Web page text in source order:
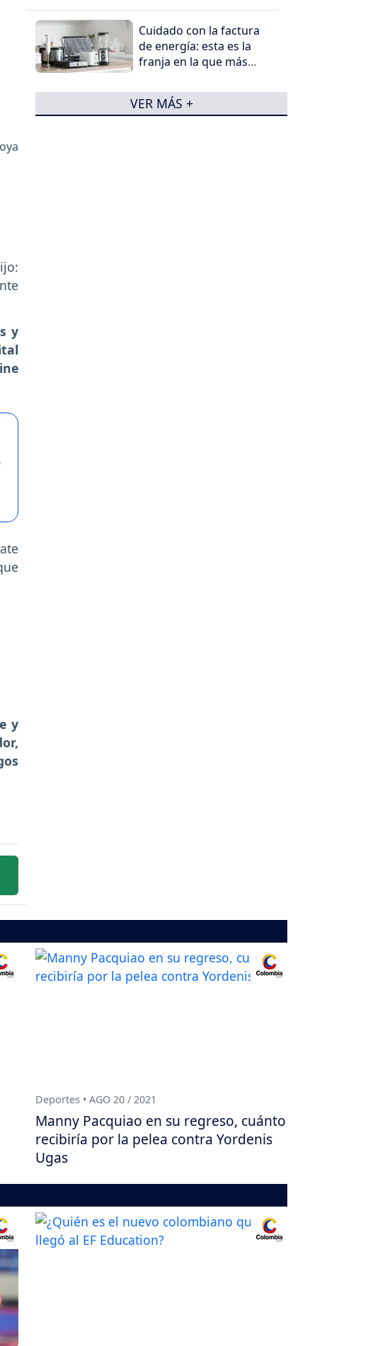
y
y
Cuidado con la factura
de energía: esta es la
franja en la que más
electricidad
VER MÁS +
Deportes • AGO 20 / 2021
Manny Pacquiao en su regreso, cuánto
recibiría por la pelea contra Yordenis
Ugas